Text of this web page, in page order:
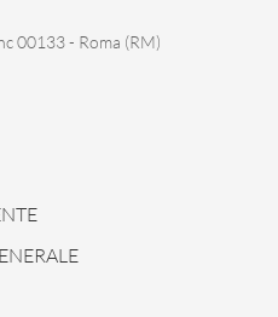
00133 - Roma (RM)